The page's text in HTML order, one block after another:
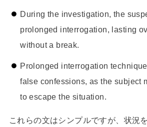
During the investigation, the
prolonged interrogation, lasting
without a break.
Prolonged interrogation
false confessions, as the subject
to escape the situation.
これらの文はシンプルですが、状況